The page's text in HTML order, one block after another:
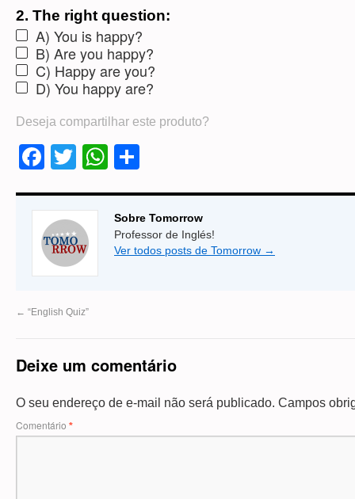
2. The right question:
A) You is happy?
B) Are you happy?
C) Happy are you?
D) You happy are?
Deseja compartilhar este produto?
Facebook
TwitterWhatsApp
Sobre Tomorrow
Professor de Inglés!
Ver todos posts de Tomorrow →
← “English Quiz”
Deixe um comentário
O seu endereço de e-mail não será publicado. Campos
Comentário *